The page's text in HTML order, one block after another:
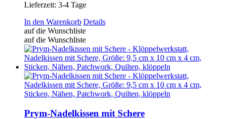
Lieferzeit: 3-4 Tage
In den Warenkorb Details
auf die Wunschliste
auf die Wunschliste
Prym-Nadelkissen mit Schere